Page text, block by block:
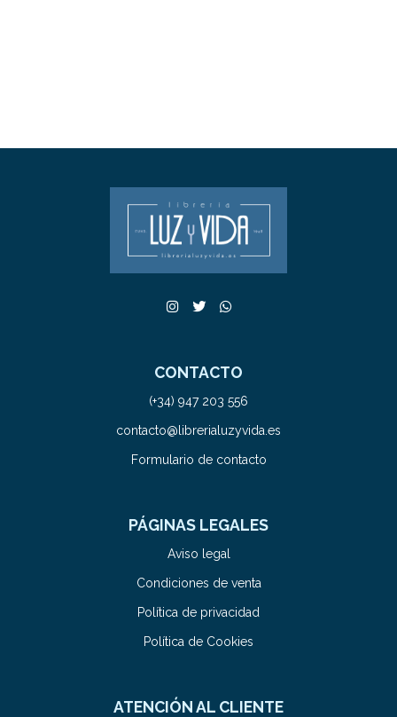
CONTACTO
(+34) 947 203 556
contacto@librerialuzyvida.es
Formulario de contacto
PÁGINAS LEGALES
Aviso legal
Condiciones de venta
Política de privacidad
Política de Cookies
ATENCIÓN AL CLIENTE